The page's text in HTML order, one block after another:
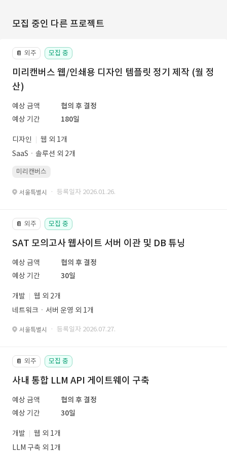
모집 중인 다른 프로젝트
📔 외주 모집 중
미리캔버스 웹/인쇄용 디자인 템플릿 정기 제작 (월 정
산)
예상 금액
협의 후 결정
예상 기간
180일
디자인
웹 외 1개
SaaSㆍ솔루션 외 2개
미리캔버스
서울특별시 · 등록일자 2026.01.26.
📔 외주 모집 중
SAT 모의고사 웹사이트 서버 이관 및 DB 튜닝
예상 금액
협의 후 결정
예상 기간
30일
개발
웹 외 2개
네트워크ㆍ서버 운영 외 1개
서울특별시 · 등록일자 2026.07.27.
📔 외주 모집 중
사내 통합 LLM API 게이트웨이 구축
예상 금액
협의 후 결정
예상 기간
30일
개발
웹 외 1개
LLM 구축 외 1개